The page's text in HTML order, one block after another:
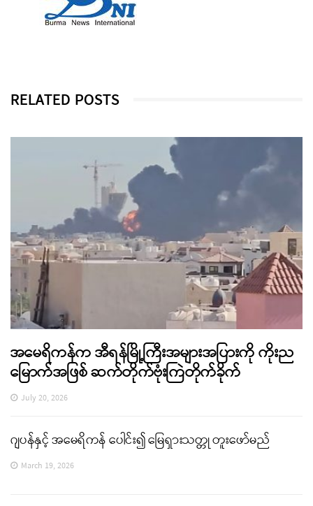
RELATED POSTS
အမေရိကန်က အီရန်မြို့ကြီးအများအပြားကို ကိုးည
မြောက်အဖြစ် ဆက်တိုက်ဗုံးကြဲတိုက်ခိုက်
July 20, 2026
ဂျပန်နှင့် အမေရိကန် ပေါင်း၍ မြေရှားသတ္တု တူးဖော်မည်
March 19, 2026